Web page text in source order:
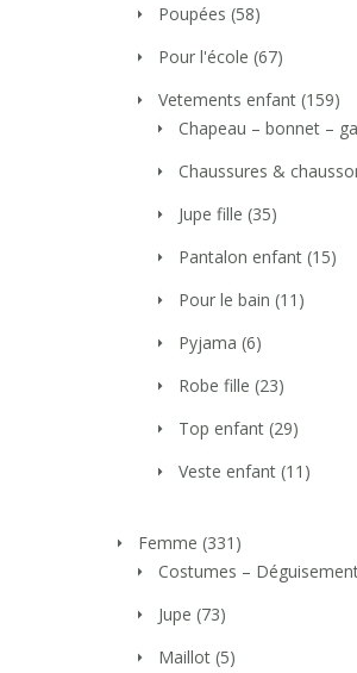
Poupées (58)
Pour l'école (67)
Vetements enfant (159)
Chapeau – bonnet –
Chaussures &
Jupe fille (35)
Pantalon enfant (15)
Pour le bain (11)
Pyjama (6)
Robe fille (23)
Top enfant (29)
Veste enfant (11)
Femme (331)
Costumes –
Jupe (73)
Maillot (5)